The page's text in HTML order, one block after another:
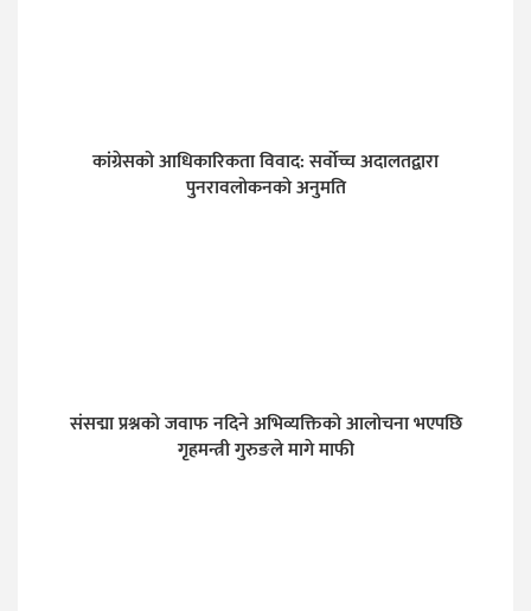
कांग्रेसको आधिकारिकता विवाद: सर्वोच्च अदालतद्वारा
पुनरावलोकनको अनुमति
संसद्मा प्रश्नको जवाफ नदिने अभिव्यक्तिको आलोचना भएपछि
गृहमन्त्री गुरुङले मागे माफी